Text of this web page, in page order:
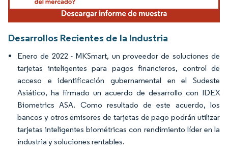
Desarrollos Recientes de la Industria
Enero de 2022 - MKSmart, un proveedor de soluciones de
tarjetas inteligentes para pagos financieros, control de
acceso e identificación gubernamental en el Sudeste
Asiático, ha firmado un acuerdo de desarrollo con IDEX
Biometrics ASA. Como resultado de este acuerdo, los
bancos y otros emisores de tarjetas de pago podrán utilizar
tarjetas inteligentes biométricas con rendimiento líder en la
industria y soluciones rentables.